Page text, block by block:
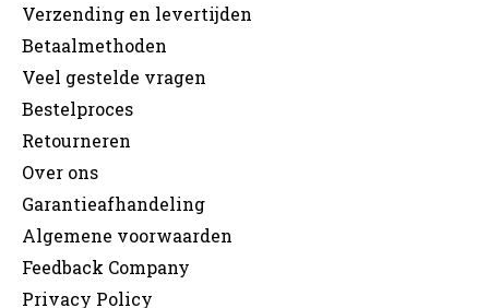
Verzending en levertijden
Betaalmethoden
Veel gestelde vragen
Bestelproces
Retourneren
Over ons
Garantieafhandeling
Algemene voorwaarden
Feedback Company
Privacy Policy